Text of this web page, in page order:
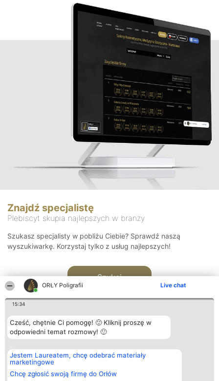
ORŁY Poligrafii Live chat
15:34
Cześć, chętnie Ci pomogę! 🙂 Kliknij proszę w
odpowiedni temat rozmowy! 🙂
Jestem Laureatem, chcę odebrać materiały
marketingowe
Chcę zgłosić swoją firmę do Orłów
Znajdź specjalistę
Plebiscyt skupia najlepszych w branży
Szukasz specjalisty w pobliżu Ciebie? Sprawdź naszą
wyszukiwarkę. Korzystaj tylko z usług najlepszych!
Szukaj
Organizator plebiscytu
Bright Side Solutions sp. z o.
o. sp. k.
ul. Ruska 22
Wrocław 50-079
Plebiscyt
Laureaci
wszystkich
Laureatów
Kontakt
Kontakt